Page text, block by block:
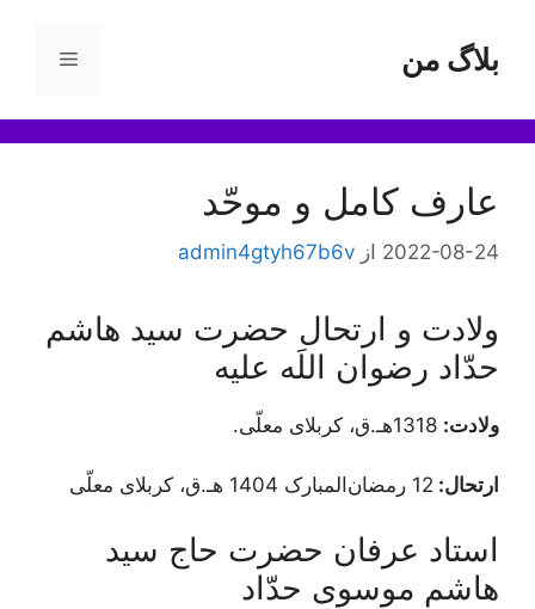
محتوابلاگ من فهرست
عارف کامل و موحّد
2022-08-24 از admin4gtyh67b6v
ولادت و ارتحال حضرت سید هاشم
حدّاد رضوان اللَه علیه
ولادت:
ارتحال: 12 رمضان‌المبارک 1404 هـ.ق، کربلای معلّی
استاد عرفان حضرت حاج سید
هاشم موسوی حدّاد